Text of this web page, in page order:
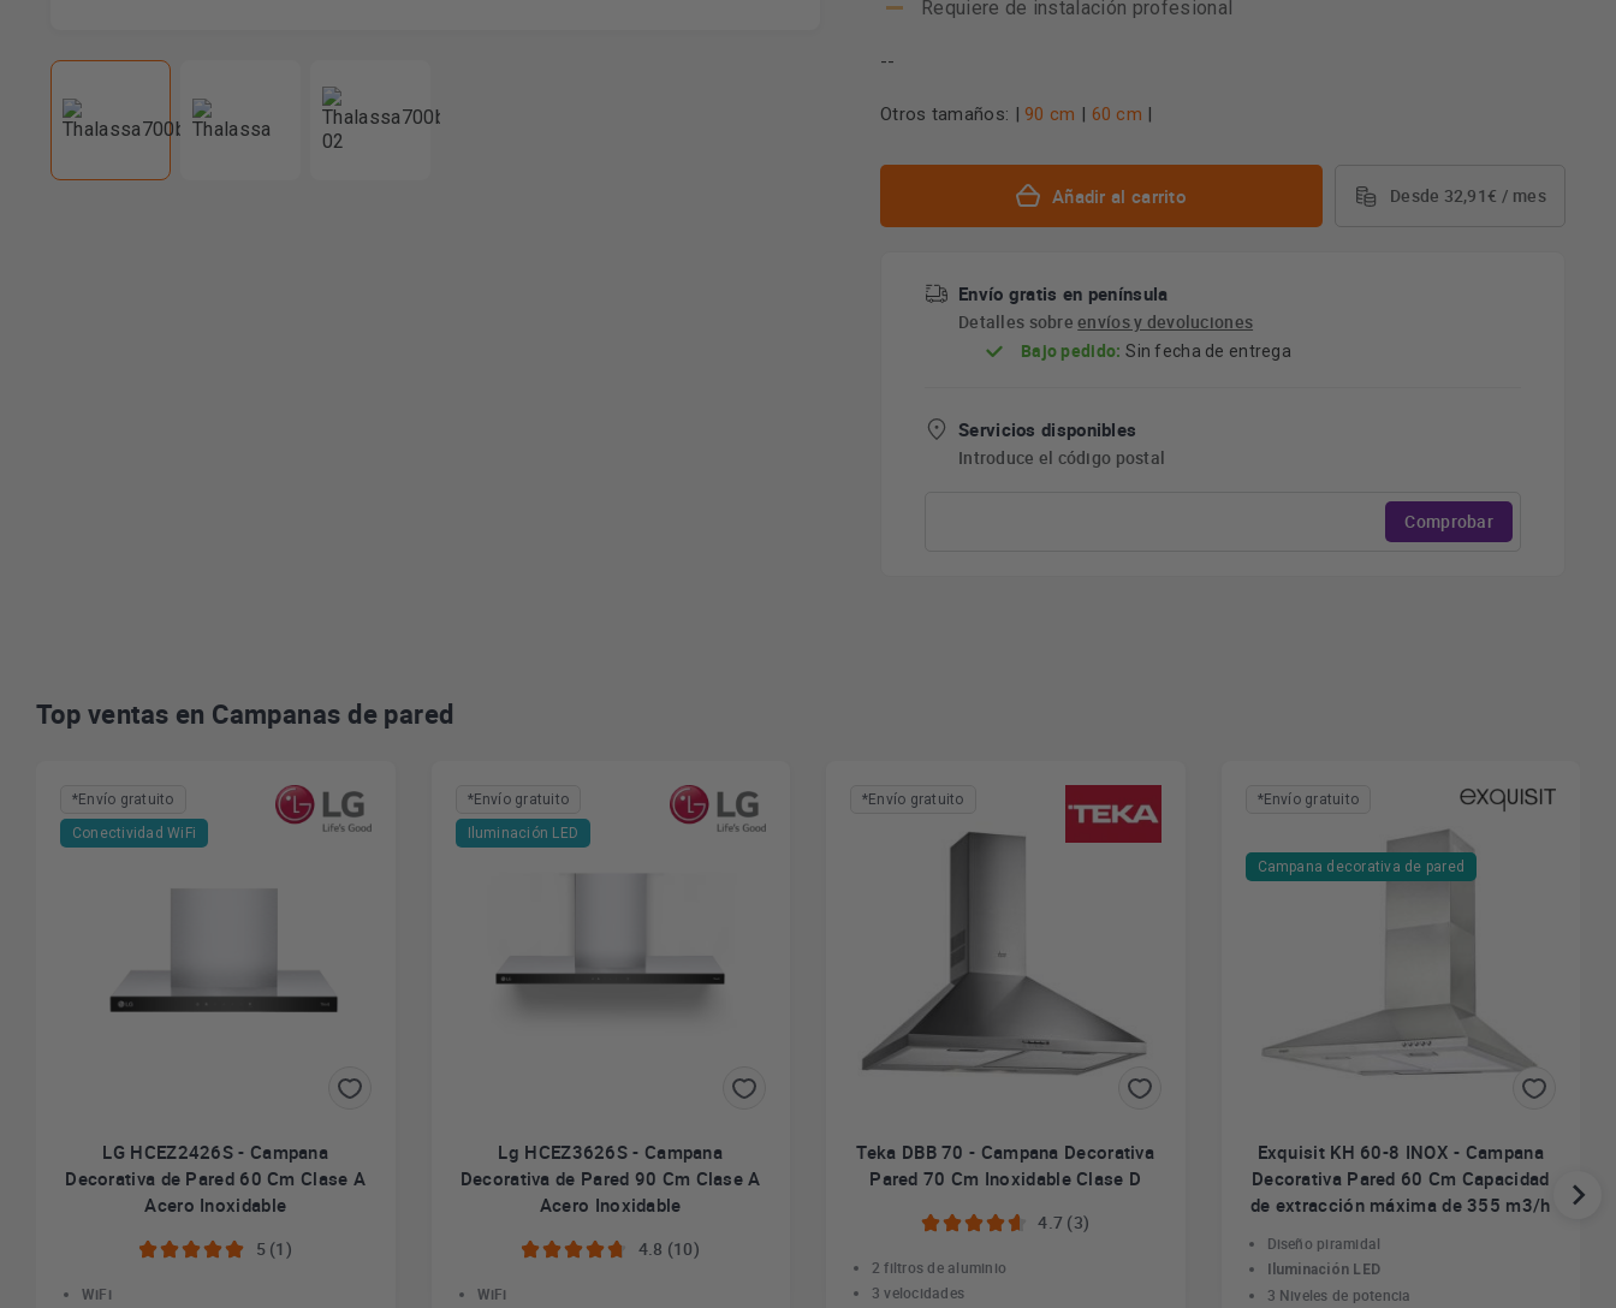
Requiere de instalación profesional
--
Otros tamaños: | 90 cm | 60 cm |
Añadir al carrito Desde 32,91€ / mes
Envío gratis en península
Detalles sobreenvíos y devoluciones
Bajo pedido: Sin fecha de entrega
Servicios disponibles
Introduce el código postal
Comprobar
Top ventas en Campanas de pared
*Envío gratuito
Conectividad WiFi
LG HCEZ2426S - Campana
Decorativa de Pared 60 Cm Clase A
Acero Inoxidable
5 (1)
WiFi
*Envío gratuito
Iluminación LED
Lg HCEZ3626S - Campana
Decorativa de Pared 90 Cm Clase A
Acero Inoxidable
4.8 (10)
WiFi
*Envío gratuito
Teka DBB 70 - Campana Decorativa
Pared 70 Cm Inoxidable Clase D
4.7 (3)
2 filtros de aluminio
3 velocidades
*Envío gratuito
Campana decorativa de pared
Exquisit KH 60-8 INOX - Campana
Decorativa Pared 60 Cm Capacidad
de extracción máxima de 355 m3/h
Diseño piramidal
Iluminación LED
3 Niveles de potencia